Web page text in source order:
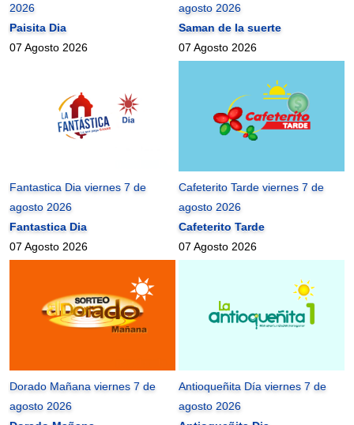
2026
Paisita Dia
07 Agosto 2026
agosto 2026
Saman de la suerte
07 Agosto 2026
Fantastica Dia viernes 7 de
agosto 2026
Fantastica Dia
07 Agosto 2026
Cafeterito Tarde viernes 7 de
agosto 2026
Cafeterito Tarde
07 Agosto 2026
Dorado Mañana viernes 7 de
agosto 2026
Antioqueñita Día viernes 7 de
agosto 2026